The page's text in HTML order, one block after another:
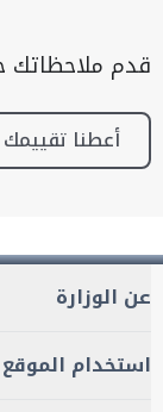
قدم ملاحظاتك
أعطنا تقييمك
عن الوزارة
استخدام الموقع